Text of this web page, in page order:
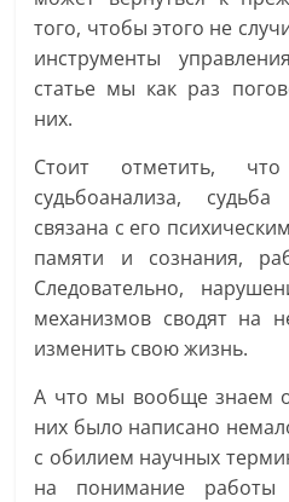
того, чтобы этого не
инструменты
статье мы как раз
них.
Стоит отметить,
судьбоанализа,
связана с его
памяти и сознания,
Следовательно,
механизмов сводят на
изменить свою жизнь.
А что мы вообще знаем
них было написано
с обилием научных
на понимание